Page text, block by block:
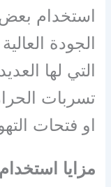
استخدام
الجودة
التي لها
تسربات
او فتحات
مزايا